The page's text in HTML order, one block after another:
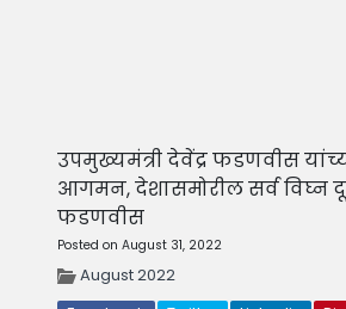
उपमुख्यमंत्री देवेंद्र फडणवीस
आगमन, देशासमोरील सर्व विघ्न
फडणवीस
Posted on August 31, 2022
August 2022